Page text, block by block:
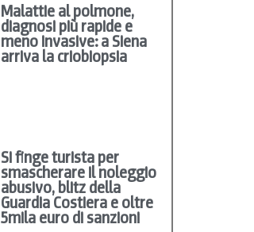
Malattie al polmone,
diagnosi più rapide e
meno invasive: a Siena
arriva la criobiopsia
Si finge turista per
smascherare il noleggio
abusivo, blitz della
Guardia Costiera e oltre
5mila euro di sanzioni